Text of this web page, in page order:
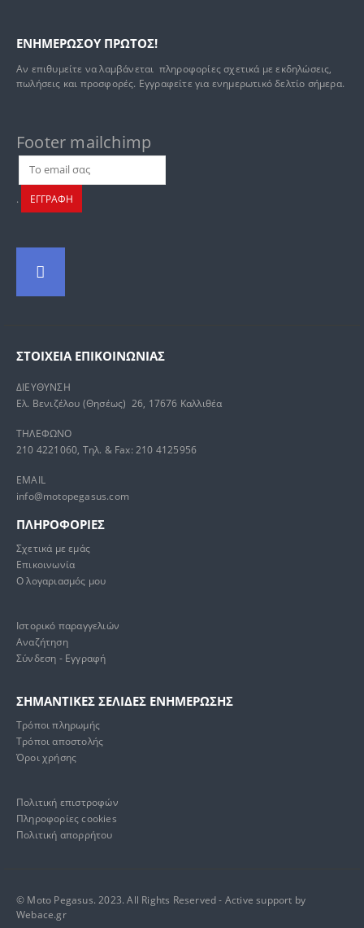
ΕΝΗΜΕΡΩΣΟΥ ΠΡΩΤΟΣ!
Αν επιθυμείτε να λαμβάνεται πληροφορίες σχετικά με εκδηλώσεις,
πωλήσεις και προσφορές. Εγγραφείτε για ενημερωτικό δελτίο σήμερα.
Footer mailchimp
. ΕΓΓΡΑΦΗ
ΣΤΟΙΧΕΊΑ ΕΠΙΚΟΙΝΩΝΊΑΣ
ΔΙΕΥΘΥΝΣΗ
Ελ. Βενιζέλου (Θησέως) 26, 17676 Καλλιθέα
ΤΗΛΕΦΩΝΟ
210 4221060, Τηλ. & Fax: 210 4125956
EMAIL
info@motopegasus.com
ΠΛΗΡΟΦΟΡΙΕΣ
Σχετικά με εμάς
Επικοινωνία
Ο λογαριασμός μου
Ιστορικό παραγγελιών
Αναζήτηση
Σύνδεση - Εγγραφή
ΣΗΜΑΝΤΙΚΕΣ ΣΕΛΙΔΕΣ ΕΝΗΜΕΡΩΣΗΣ
Τρόποι πληρωμής
Τρόποι αποστολής
Όροι χρήσης
Πολιτική επιστροφών
Πληροφορίες cookies
Πολιτική απορρήτου
© Moto Pegasus. 2023. All Rights Reserved - Active support by
Webace.gr